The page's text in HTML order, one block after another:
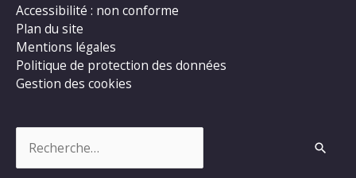
Accessibilité : non conforme
Plan du site
Mentions légales
Politique de protection des données
Gestion des cookies